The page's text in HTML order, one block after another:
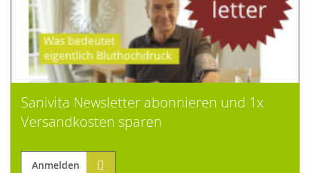
Sanivita Newsletter abonnieren und 1x
Versandkosten sparen
Anmelden